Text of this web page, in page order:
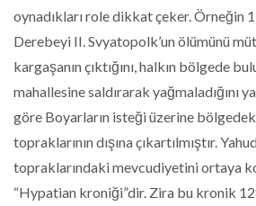
oynadıkları role dikkat çeker. Örneğin
Derebeyi II. Svyatopolk’un ölümünü
kargaşanın çıktığını, halkın bölgede
mahallesine saldırarak yağmaladığını
göre Boyarların isteği üzerine
topraklarının dışına çıkartılmıştır.
topraklarındaki mevcudiyetini ortaya
“Hypatian kroniği”dir. Zira bu kronik